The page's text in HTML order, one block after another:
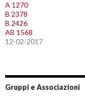
A 1270
B 2378
B 2426
AB 1568
12-02-2017
Gruppi e Associazioni